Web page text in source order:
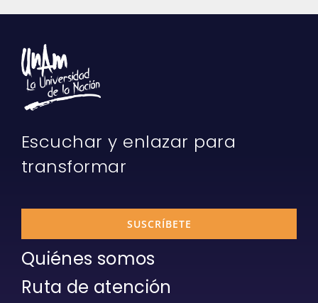
Escuchar y enlazar para
transformar
SUSCRÍBETE
Quiénes somos
Ruta de atención